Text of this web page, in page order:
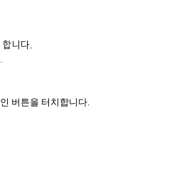
니다.
버튼을 터치합니다.